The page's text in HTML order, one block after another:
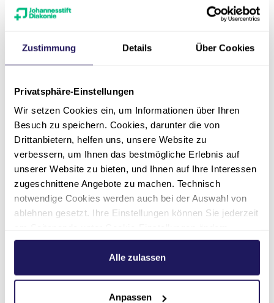
Zustimmung Details Über Cookies
Privatsphäre-Einstellungen
Wir setzen Cookies ein, um Informationen über Ihren
Besuch zu speichern. Cookies, darunter die von
Drittanbietern, helfen uns, unsere Website zu
verbessern, um Ihnen das bestmögliche Erlebnis auf
unserer Website zu bieten, und Ihnen auf Ihre Interessen
zugeschnittene Angebote zu machen. Technisch
notwendige Cookies werden auch bei der Auswahl von
ablehnen gesetzt. Ihre Einstellungen können Sie jederzeit
Weitere Informationen hierzu finden Sie in unserer
.Alle zulassen
Anpassen
erfolgt 1x)
(08:30 – 09:30 Uhr | 09:45 – 10:45 Uhr |
WORKSHOP IAtemgasbefeuchtung &
Highflowtherapie (B. Wiesner)
WORKSHOP II Sekretmanagement –
Atemtherapie (C. Schmoock)
WORKSHOP III
Trachealkanülenmanagment (A. Kassin)
WORKSHOP IV Fallstricke in der
Beatmung (J. Kockerbeck)
Die Anerkennung der Fortbildung wurde bei der